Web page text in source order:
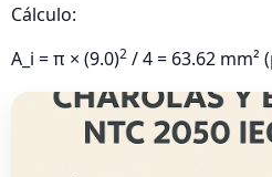
Cálculo:
A_i = π × (9.0)2 / 4 = 63.62